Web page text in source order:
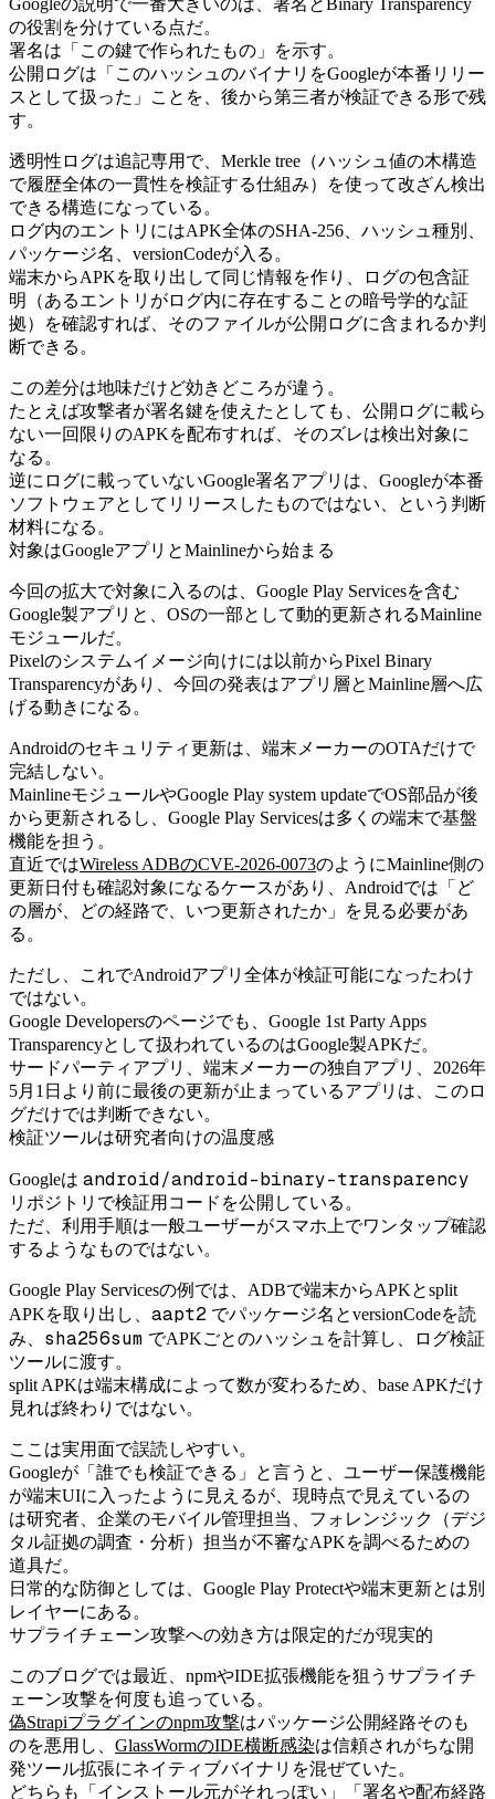
の役割を分けている点だ。
署名は「この鍵で作られたもの」を示す。
公開ログは「このハッシュのバイナリをGoogleが本番リリー
スとして扱った」ことを、後から第三者が検証できる形で残
す。
透明性ログは追記専用で、Merkle tree（ハッシュ値の木構造
で履歴全体の一貫性を検証する仕組み）を使って改ざん検出
できる構造になっている。
ログ内のエントリにはAPK全体のSHA-256、ハッシュ種別、
パッケージ名、versionCodeが入る。
端末からAPKを取り出して同じ情報を作り、ログの包含証
明（あるエントリがログ内に存在することの暗号学的な証
拠）を確認すれば、そのファイルが公開ログに含まれるか判
断できる。
この差分は地味だけど効きどころが違う。
たとえば攻撃者が署名鍵を使えたとしても、公開ログに載ら
ない一回限りのAPKを配布すれば、そのズレは検出対象に
なる。
逆にログに載っていないGoogle署名アプリは、Googleが本番
ソフトウェアとしてリリースしたものではない、という判断
材料になる。
対象はGoogleアプリとMainlineから始まる
今回の拡大で対象に入るのは、Google Play Servicesを含む
Google製アプリと、OSの一部として動的更新されるMainline
モジュールだ。
Pixelのシステムイメージ向けには以前からPixel Binary
Transparencyがあり、今回の発表はアプリ層とMainline層へ広
げる動きになる。
Androidのセキュリティ更新は、端末メーカーのOTAだけで
完結しない。
MainlineモジュールやGoogle Play system updateでOS部品が後
から更新されるし、Google Play Servicesは多くの端末で基盤
機能を担う。
直近ではWireless ADBのCVE-2026-0073のようにMainline側の
更新日付も確認対象になるケースがあり、Androidでは「ど
の層が、どの経路で、いつ更新されたか」を見る必要があ
る。
ただし、これでAndroidアプリ全体が検証可能になったわけ
ではない。
Google Developersのページでも、Google 1st Party Apps
Transparencyとして扱われているのはGoogle製APKだ。
サードパーティアプリ、端末メーカーの独自アプリ、2026年
5月1日より前に最後の更新が止まっているアプリは、このロ
グだけでは判断できない。
検証ツールは研究者向けの温度感
Googleは android/android-binary-transparency
リポジトリで検証用コードを公開している。
ただ、利用手順は一般ユーザーがスマホ上でワンタップ確認
するようなものではない。
Google Play Servicesの例では、ADBで端末からAPKとsplit
APKを取り出し、 aapt2 でパッケージ名とversionCodeを読
み、 sha256sum でAPKごとのハッシュを計算し、ログ検証
ツールに渡す。
split APKは端末構成によって数が変わるため、base APKだけ
見れば終わりではない。
ここは実用面で誤読しやすい。
Googleが「誰でも検証できる」と言うと、ユーザー保護機能
が端末UIに入ったように見えるが、現時点で見えているの
は研究者、企業のモバイル管理担当、フォレンジック（デジ
タル証拠の調査・分析）担当が不審なAPKを調べるための
道具だ。
日常的な防御としては、Google Play Protectや端末更新とは別
レイヤーにある。
サプライチェーン攻撃への効き方は限定的だが現実的
このブログでは最近、npmやIDE拡張機能を狙うサプライチ
ェーン攻撃を何度も追っている。
偽Strapiプラグインのnpm攻撃はパッケージ公開経路そのも
のを悪用し、 GlassWormのIDE横断感染は信頼されがちな開
発ツール拡張にネイティブバイナリを混ぜていた。
どちらも「インストール元がそれっぽい」「署名や配布経路